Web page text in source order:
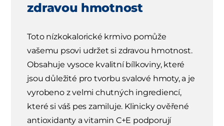
zdravou hmotnost
Toto nízkokalorické krmivo pomůže
vašemu psovi udržet si zdravou hmotnost.
Obsahuje vysoce kvalitní bílkoviny, které
jsou důležité pro tvorbu svalové hmoty, a je
vyrobeno z velmi chutných ingrediencí,
které si váš pes zamiluje. Klinicky ověřené
antioxidanty a vitamin C+E podporují